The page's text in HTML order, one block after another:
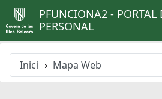
PFUNCIONA2 - PORTAL
PERSONAL
Inici Mapa Web